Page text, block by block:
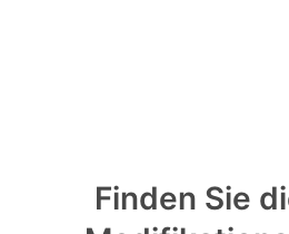
Finden Sie